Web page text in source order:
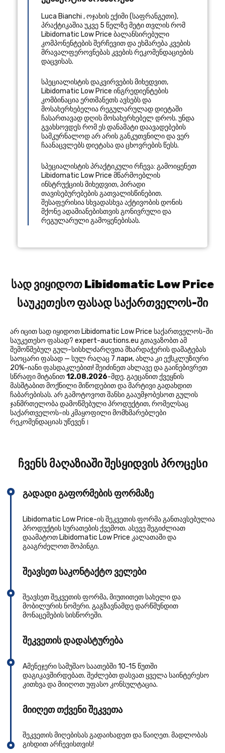
Luca Bianchi ,ოჯახის ექიმი(საფრანგეთი),
პრაქტიკაშია უკვე 5 წელზე მეტითვლის რომ
Libidomatic Low Price ბალანსირებული
კომპონენტების შერჩევით და ეხმარება კვების
მრავალფეროვნებას კვების რეკომენდაციების
დაცვისას.
სპეციალისტის დაკვირვების მიხედვით,
Libidomatic Low Price ინგრედიენტების
კომბინაცია ერთმანეთს ავსებს და
მოსახერხებელია რეგულარულად დიეტაში
ჩასართავად დღის მოსახერხებელ დროს. უნდა
გვახსოვდეს რომ ეს დანამატი დაავადებების
სამკურნალოდ არ არის განკუთვნილი და ვერ
ჩაანაცვლებს დიეტასა და ცხოვრების წესს.
სპეციალისტის პრაქტიკული რჩევა: გამოიყენეთ
Libidomatic Low Price მწარმოებლის
ინსტრუქციის მიხედვით, პირადი
თავისებურებების გათვალისწინებით.
შესაფერისია სხვადასხვა აქტივობის დონის
მქონე ადამიანებისთვის გონივრული და
რეგულარული გამოყენებისას.
სად ვიყიდოთ Libidomatic Low Price
საუკეთესო ფასად საქართველოს-ში
არ იცით სად იყიდოთ Libidomatic Low Price საქართველოს-ში
საუკეთესო ფასად? expert-auctions.eu გთავაზობთ ამ
შემოწმებულ გულ-სისხლძარღვთა მხარდაჭერის დამატებას
საოცარი ფასად — სულ რაღაც 7 лари, ახლა კი ექსკლუზიური
20%-იანი ფასდაკლებით! შეიძინეთ ახლავე და გაინებივრეთ
სწრაფი მიტანით12.08.2026-მდე. გაეცანით ქვეყნის
მასშტაბით მოქნილი მიწოდებით და მარტივი გადახდით
ჩაბარებისას. არ გამოტოვოთ შანსი გააუმჯობესოთ გულის
ჯანმრთელობა დამოწმებული პროდუქტით, რომელსაც
საქართველოს-ის კმაყოფილი მომხმარებლები
რეკომენდაციას უწევენ।
ჩვენს მაღაზიაში შესყიდვის პროცესი
გადადი გაფორმების ფორმაზე
Libidomatic Low Price-ის შეკვეთის ფორმა განთავსებულია
პროდუქტის სურათების ქვემოთ. ასევე შეგიძლიათ
დაამატოთ Libidomatic Low Price კალათაში და
გააგრძელოთ შოპინგი.
შეავსეთ საკონტაქტო ველები
შეავსეთ შეკვეთის ფორმა, მიუთითეთ სახელი და
მობილურის ნომერი. გაგზავნამდე დარწმუნდით
მონაცემების სისწორეში.
შეკვეთის დადასტურება
Aმენეჯერი სამუშაო საათებში 10-15 წუთში
დაგიკავშირდებათ. შეძლებთ დასვათ ყველა საინტერესო
კითხვა და მიიღოთ უფასო კონსულტაცია.
მიიღეთ თქვენი შეკვეთა
შეკვეთის მიღებისას გადაიხადეთ და წაიღეთ. მადლობას
გიხდით არჩევისთვის!